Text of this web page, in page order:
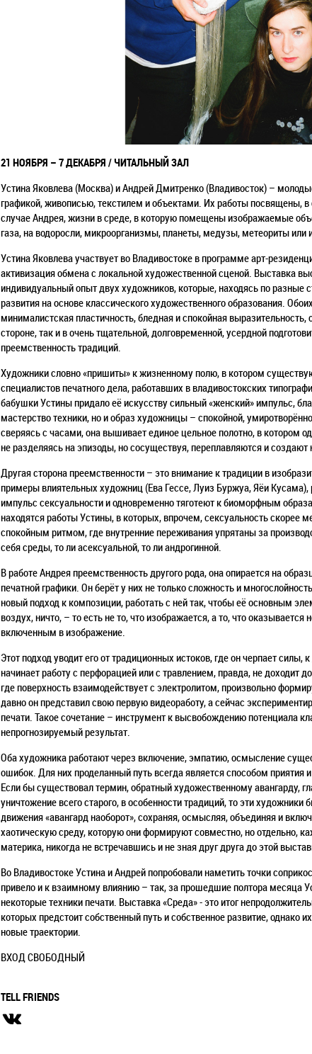
21 НОЯБРЯ – 7 ДЕКАБРЯ / ЧИТАЛЬНЫЙ ЗАЛ
Устина Яковлева (Москва) и Андрей Дмитренко (Владивосток) –
графикой, живописью, текстилем и объектами. Их работы посвящены,
случае Андрея, жизни в среде, в которую помещены изображаемые
газа, на водоросли, микроорганизмы, планеты, медузы, метеориты или
Устина Яковлева участвует во Владивостоке в программе арт-
активизация обмена с локальной художественной сценой. Выставка
индивидуальный опыт двух художников, которые, находясь по разные
развития на основе классического художественного образования.
минималистская пластичность, бледная и спокойная выразительность,
стороне, так и в очень тщательной, долговременной, усердной
преемственность традиций.
Художники словно «пришиты» к жизненному полю, в котором
специалистов печатного дела, работавших в владивостокских
бабушки Устины придало её искусству сильный «женский» импульс,
мастерство техники, но и образ художницы – спокойной,
сверяясь с часами, она вышивает единое цельное полотно, в котором
не разделяясь на эпизоды, но сосуществуя, переплавляются и
Другая сторона преемственности – это внимание к традиции в
примеры влиятельных художниц (Ева Гессе, Луиз Буржуа, Яёи
импульс сексуальности и одновременно тяготеют к биоморфным
находятся работы Устины, в которых, впрочем, сексуальность скорее
спокойным ритмом, где внутренние переживания упрятаны за
себя среды, то ли асексуальной, то ли андрогинной.
В работе Андрея преемственность другого рода, она опирается на
печатной графики. Он берёт у них не только сложность и
новый подход к композиции, работать с ней так, чтобы её основным
воздух, ничто, – то есть не то, что изображается, а то, что
включенным в изображение.
Этот подход уводит его от традиционных истоков, где он черпает
начинает работу с перфорацией или с травлением, правда, не доходит
где поверхность взаимодействует с электролитом, произвольно
давно он представил свою первую видеоработу, а сейчас
печати. Такое сочетание – инструмент к высвобождению потенциала
непрогнозируемый результат.
Оба художника работают через включение, эмпатию, осмысление
ошибок. Для них проделанный путь всегда является способом приятия
Если бы существовал термин, обратный художественному авангарду,
уничтожение всего старого, в особенности традиций, то эти
движения «авангард наоборот», сохраняя, осмысляя, объединяя и
хаотическую среду, которую они формируют совместно, но отдельно,
материка, никогда не встречавшись и не зная друг друга до этой
Во Владивостоке Устина и Андрей попробовали наметить точки
привело и к взаимному влиянию – так, за прошедшие полтора месяца
некоторые техники печати. Выставка «Среда» - это итог
которых предстоит собственный путь и собственное развитие, однако
новые траектории.
ВХОД СВОБОДНЫЙ
TELL FRIENDS